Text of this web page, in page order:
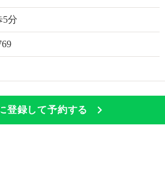
5分
登録して予約する